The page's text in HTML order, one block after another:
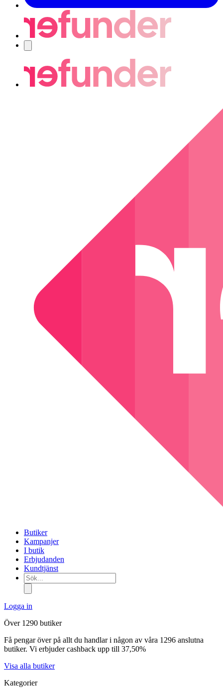
Butiker
Kampanjer
I butik
Erbjudanden
Kundtjänst
Sök...
Logga in
Över 1290 butiker
Få pengar över på allt du handlar i någon av våra 1296 anslutna
butiker. Vi erbjuder cashback upp till 37,50%
Visa alla butiker
Kategorier